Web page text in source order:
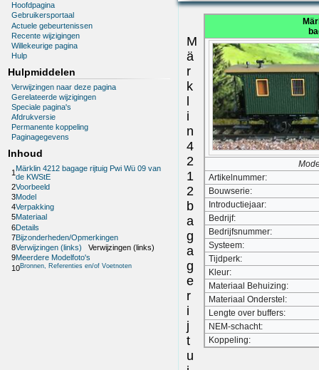
Hoofdpagina
Gebruikersportaal
Actuele gebeurtenissen
Recente wijzigingen
Willekeurige pagina
Hulp
Hulpmiddelen
Verwijzingen naar deze pagina
Gerelateerde wijzigingen
Speciale pagina's
Afdrukversie
Permanente koppeling
Paginagegevens
Inhoud
1 Märklin 4212 bagage rijtuig Pwi Wü 09 van
de KWStE
2Voorbeeld
3Model
4Verpakking
5Materiaal
6Details
7Bijzonderheden/Opmerkingen
8Verwijzingen (links)
Verwijzingen (links)
9Meerdere Modelfoto's
10Bronnen, Referenties en/of Voetnoten
Artikelnummer:
Bouwserie:
Introductiejaar:
Bedrijf:
Bedrijfsnummer:
Systeem:
Tijdperk:
Kleur:
Materiaal Behuizing:
Materiaal Onderstel:
Lengte over buffers:
NEM-schacht:
Koppeling:
M
ä
r
k
l
i
n
4
2
1
2
b
a
g
a
g
e
r
i
j
t
u